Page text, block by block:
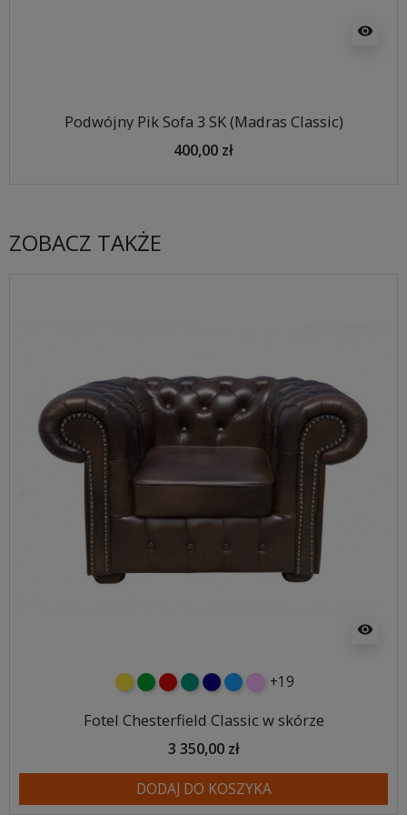
visibility
Podwójny Pik Sofa 3 SK (Madras Classic)
400,00 zł
ZOBACZ TAKŻE
visibility
żółtyzielonyczerwony
turkusowy
granatowy
niebieski
różowy
+19
Fotel Chesterfield Classic w skórze
3 350,00 zł
DODAJ DO KOSZYKA